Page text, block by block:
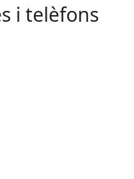
i telèfons